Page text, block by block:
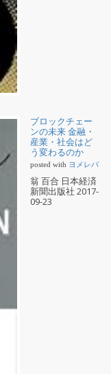
ブロックチェー
ンの未来 金融・
産業・社会はど
う変わるのか
posted with ヨメレバ
翁 百合 日本経済
新聞出版社 2017-
09-23